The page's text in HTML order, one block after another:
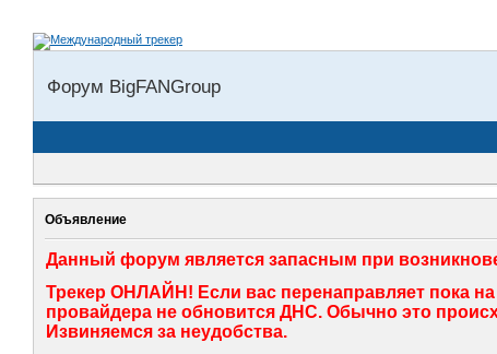
Форум BigFANGroup
Объявление
Данный форум является запасным при
Трекер ОНЛАЙН! Если вас перенаправляет пока
провайдера не обновится ДНС. Обычно это
Извиняемся за неудобства.